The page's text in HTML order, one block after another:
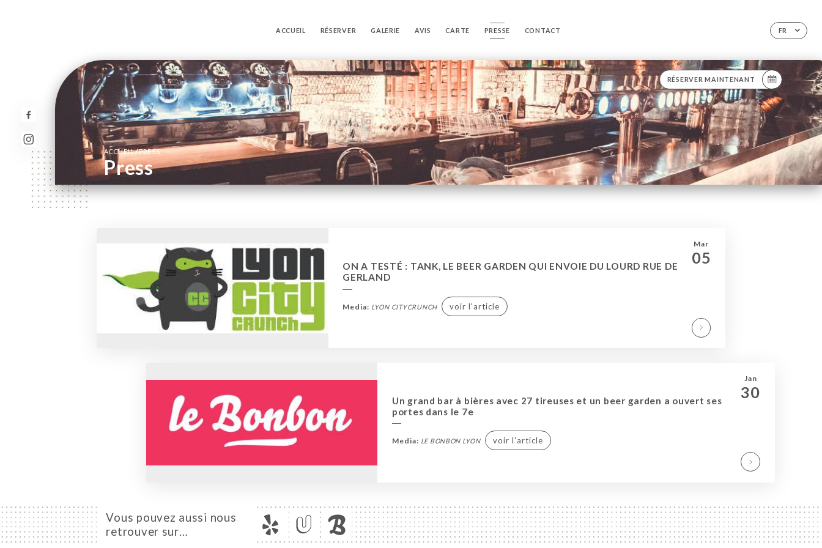
FR
ACCUEIL RÉSERVER GALERIE AVIS CARTE PRESSE CONTACT
RÉSERVER MAINTENANT
ACCUEIL/PRESS
Press
ON A TESTÉ : TANK, LE BEER GARDEN QUI ENVOIE DU LOURD RUE DE
GERLAND
Media: LYON CITYCRUNCH voir l'article
Mar
05
Un grand bar à bières avec 27 tireuses et un beer garden a ouvert ses
portes dans le 7e
Media: LE BONBON LYON voir l'article
Jan
30
Vous pouvez aussi nous
retrouver sur…